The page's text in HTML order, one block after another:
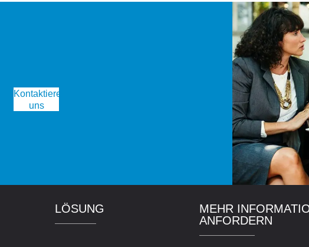
Kontaktiere
uns
LÖSUNG
MEHR
ANFORDERN